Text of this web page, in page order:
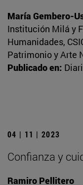
María Gembero-
Institución Milá y
Humanidades,
Patrimonio y Arte
Publicado en:
04 | 11 | 2023
Confianza y
Ramiro Pellitero